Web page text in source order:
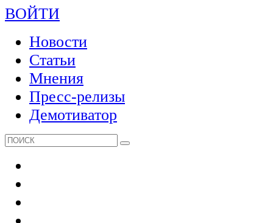
ВОЙТИ
Новости
Статьи
Мнения
Пресс-релизы
Демотиватор